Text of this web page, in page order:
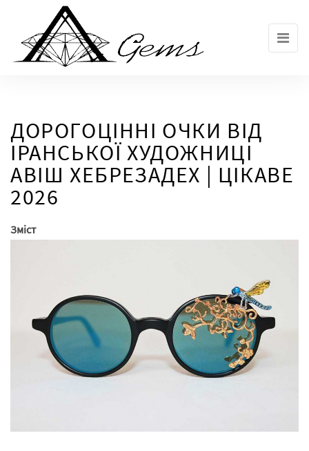
ДОРОГОЦІННІ ОЧКИ ВІД
ІРАНСЬКОЇ ХУДОЖНИЦІ
АВІШ ХЕБРЕЗАДЕХ | ЦІКАВЕ
2026
Зміст